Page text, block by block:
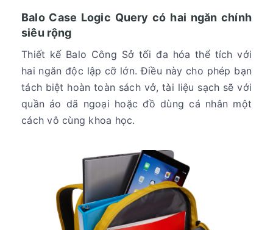
Balo Case Logic Query có hai ngăn chính
siêu rộng
Thiết kế Balo Công Sở tối đa hóa thể tích với
hai ngăn độc lập cỡ lớn. Điều này cho phép bạn
tách biệt hoàn toàn sách vở, tài liệu sạch sẽ với
quần áo dã ngoại hoặc đồ dùng cá nhân một
cách vô cùng khoa học.